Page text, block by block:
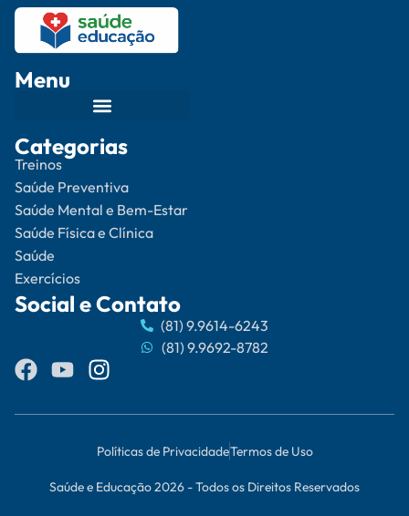
Menu
Categorias
Treinos
Saúde Preventiva
Saúde Mental e Bem-Estar
Saúde Física e Clínica
Saúde
Exercícios
Social e Contato
(81) 9.9614-6243
(81) 9.9692-8782
Políticas de PrivacidadeTermos de Uso
Saúde e Educação 2026 - Todos os Direitos Reservados